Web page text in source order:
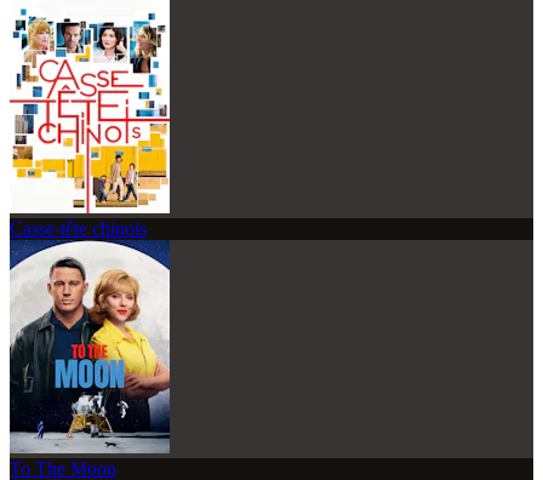
Casse-tête chinois
To The Moon